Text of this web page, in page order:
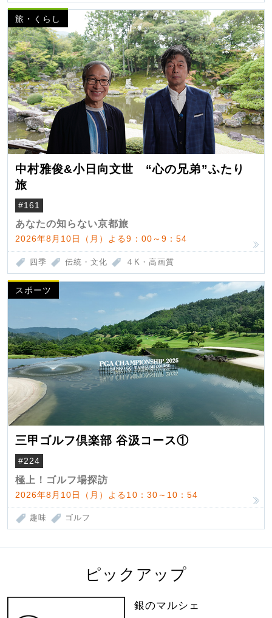
旅・くらし
中村雅俊&小日向文世 “心の兄弟”ふたり
旅
#161
あなたの知らない京都旅
2026年8月10日（月）よる9：00～9：54
四季 伝統・文化 ４K・高画質
スポーツ
三甲ゴルフ倶楽部 谷汲コース①
#224
極上！ゴルフ場探訪
2026年8月10日（月）よる10：30～10：54
趣味 ゴルフ
ピックアップ
銀のマルシェ